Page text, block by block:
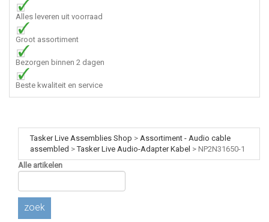
Alles leveren uit voorraad
Groot assortiment
Bezorgen binnen 2 dagen
Beste kwaliteit en service
Tasker Live Assemblies Shop > Assortiment - Audio cable
assembled >Tasker Live Audio-Adapter Kabel > NP2N31650-1
Alle artikelen
zoek